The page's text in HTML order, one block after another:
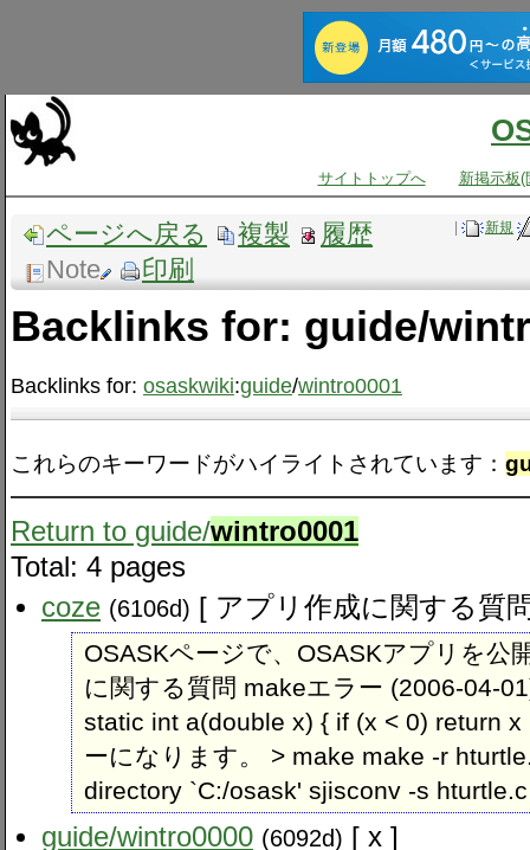
サイトトップへ 新掲示板(
| 新規
ページへ戻る 複製
履歴
Note
印刷
Backlinks for: guide/
Backlinks for: osaskwiki:guide/wintro0001
これらのキーワードがハイライトされています：
Return to guide​/wintro0001
Total: 4 pages
coze (6106d) [ アプリ作成に関する質
OSASKページで、OSASKアプリを公
に関する質問 makeエラー (2006-04-
static int a(double x) { if (x < 0) return
ーになります。 > make make -r
directory `C:/osask' sjisconv -s
guide​/wintro0000 (6092d) [ x ]